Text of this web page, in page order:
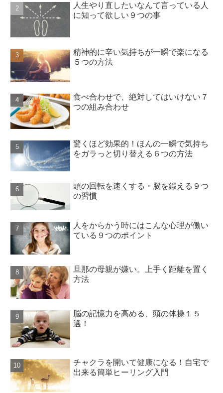
人生やり直したいなんて言っている人
に知って欲しい９つの事
精神的に辛い気持ちが一瞬で楽になる
５つの方法
食べ合わせで、絶対してはいけない７
つの組み合わせ
驚くほど効果的！ほんの一瞬で気持ち
をガラっと切り替える６つの方法
頭の回転を速くする・脳を鍛える９つ
の習慣
人をからかう時にはこんな心理が働い
ている９つのポイント
旦那の母親が嫌い。上手く距離を置く
方法
脳の記憶力を高める、頭の体操１５
選！
チャクラを開いて健康になる！自宅で
出来る簡単ヒーリング入門